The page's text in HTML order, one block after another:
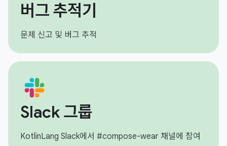
버그 추적기
문제 신고 및 버그 추적
Slack 그룹
KotlinLang Slack에서 #compose-wear 채널에 참여